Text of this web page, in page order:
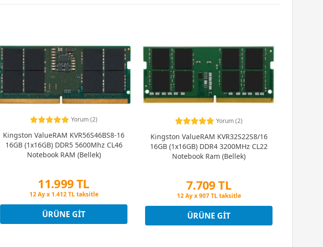
Yorum (2)
Kingston ValueRAM KVR56S46BS8-16
16GB (1x16GB) DDR5 5600Mhz CL46
Notebook RAM (Bellek)
11.999 TL
Peşin Fiyatına 3 Taksit
Peşin Fiyatına 3 Taksit
ÜRÜNE GIT
Yorum (2)
Kingston ValueRAM KVR32S22S8/16
16GB (1x16GB) DDR4 3200MHz CL22
Notebook Ram (Bellek)
7.709 TL
Peşin Fiyatına 3 Taksit
Peşin Fiyatına 3 Taksit
ÜRÜNE GIT